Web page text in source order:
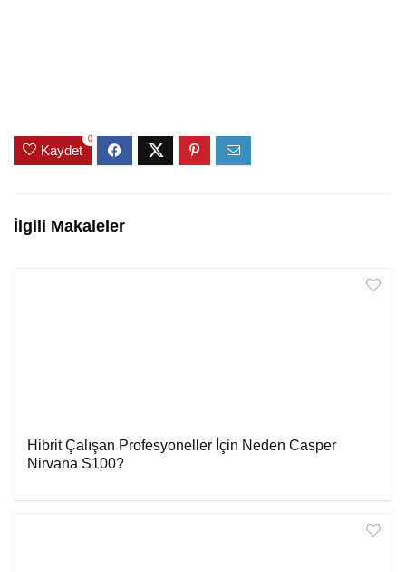
Kaydet
0
İlgili Makaleler
Hibrit Çalışan Profesyoneller İçin Neden Casper
Nirvana S100?